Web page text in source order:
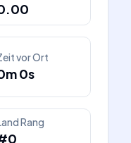
vor Ort
0s
Rang